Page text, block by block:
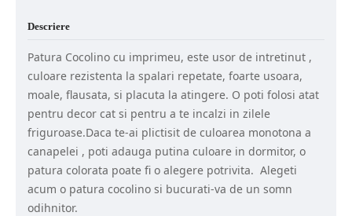
Descriere
Patura Cocolino cu imprimeu, este usor de intretinut ,
culoare rezistenta la spalari repetate, foarte usoara,
moale, flausata, si placuta la atingere. O poti folosi atat
pentru decor cat si pentru a te incalzi in zilele
friguroase.Daca te-ai plictisit de culoarea monotona a
canapelei , poti adauga putina culoare in dormitor, o
patura colorata poate fi o alegere potrivita. Alegeti
acum o patura cocolino si bucurati-va de un somn
odihnitor.